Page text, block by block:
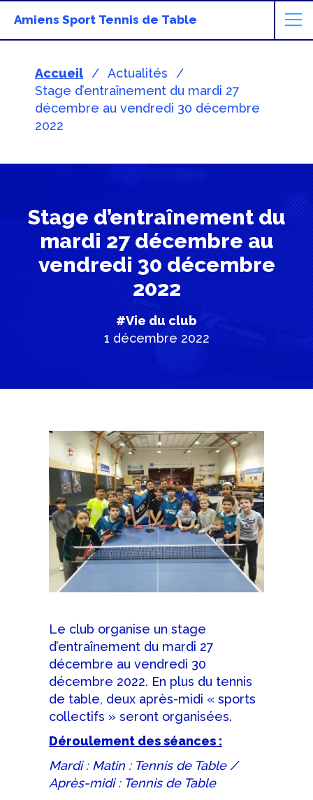
Amiens Sport Tennis de Table
Accueil
Actualités
Stage d’entraînement du mardi 27
décembre au vendredi 30 décembre
2022
Stage d’entraînement du
mardi 27 décembre au
vendredi 30 décembre
2022
#Vie du club
1 décembre 2022
Le club organise un stage
d’entraînement du mardi 27
décembre au vendredi 30
décembre 2022. En plus du tennis
de table, deux après-midi « sports
collectifs » seront organisées.
Déroulement des séances :
Mardi : Matin : Tennis de Table /
Après-midi : Tennis de Table